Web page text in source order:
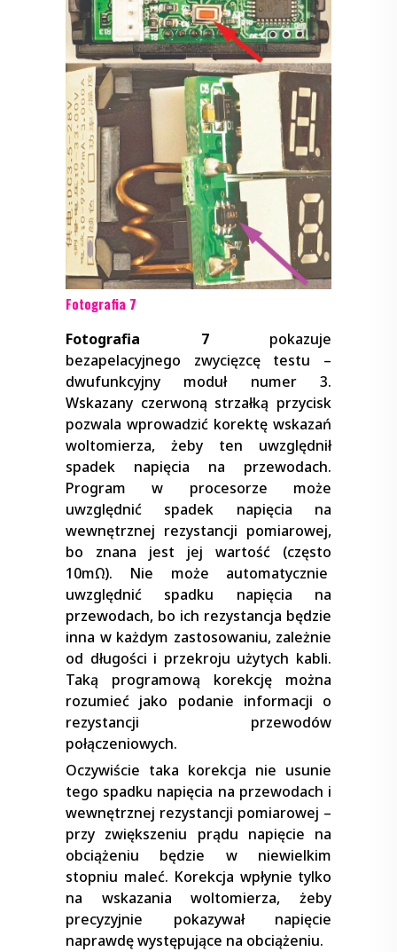
Fotografia 7
Fotografia 7pokazuje
bezapelacyjnego zwycięzcę testu –
dwufunkcyjny moduł numer 3.
Wskazany czerwoną strzałką przycisk
pozwala wprowadzić korektę wskazań
woltomierza, żeby ten uwzględnił
spadek napięcia na przewodach.
Program w procesorze może
uwzględnić spadek napięcia na
wewnętrznej rezystancji pomiarowej,
bo znana jest jej wartość (często
10mΩ). Nie może automatycznie
uwzględnić spadku napięcia na
przewodach, bo ich rezystancja będzie
inna w każdym zastosowaniu, zależnie
od długości i przekroju użytych kabli.
Taką programową korekcję można
rozumieć jako podanie informacji o
rezystancji przewodów
połączeniowych.
Oczywiście taka korekcja nie usunie
tego spadku napięcia na przewodach i
wewnętrznej rezystancji pomiarowej –
przy zwiększeniu prądu napięcie na
obciążeniu będzie w niewielkim
stopniu maleć. Korekcja wpłynie tylko
na wskazania woltomierza, żeby
precyzyjnie pokazywał napięcie
naprawdę występujące na obciążeniu.